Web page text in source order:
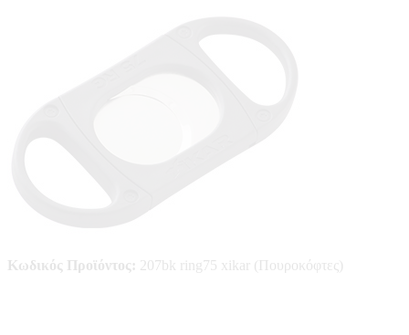
Κωδικός Προϊόντος: 207bk ring75 xikar (Πουροκόφτες)